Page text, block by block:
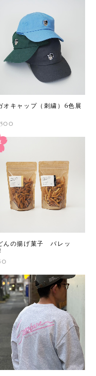
オキャップ（刺繍）6色展
んの揚げ菓子 バレッ